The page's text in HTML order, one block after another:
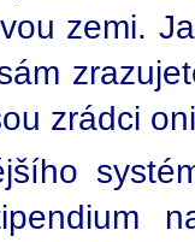
zemi.
zrádci